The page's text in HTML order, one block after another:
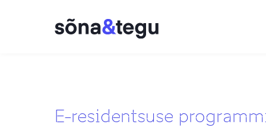
E-residentsuse